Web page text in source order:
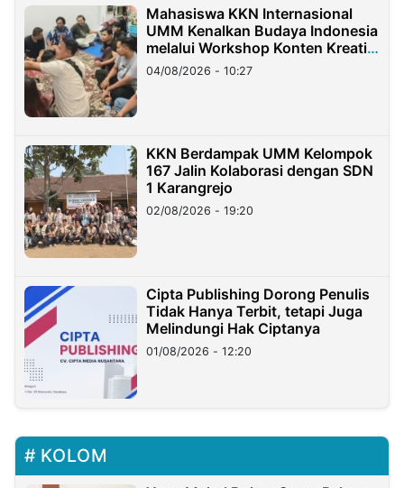
Mahasiswa KKN Internasional
UMM Kenalkan Budaya Indonesia
melalui Workshop Konten Kreatif
di Taiwan
04/08/2026 - 10:27
KKN Berdampak UMM Kelompok
167 Jalin Kolaborasi dengan SDN
1 Karangrejo
02/08/2026 - 19:20
Cipta Publishing Dorong Penulis
Tidak Hanya Terbit, tetapi Juga
Melindungi Hak Ciptanya
01/08/2026 - 12:20
KOLOM